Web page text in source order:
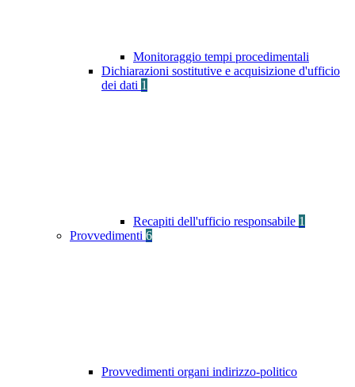
Monitoraggio tempi procedimentali
Dichiarazioni sostitutive e acquisizione d'ufficio
dei dati 1
Recapiti dell'ufficio responsabile 1
Provvedimenti 6
Provvedimenti organi indirizzo-politico